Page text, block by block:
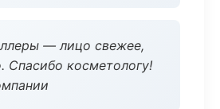
— лицо свежее,
Спасибо косметологу!